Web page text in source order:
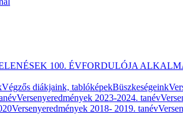
100. ÉVFORDULÓJA
Végzős diákjaink, tablóképekBüszkeségeink
Versenyeredmények 2023-2024. tanév
Versenyeredmények 2018- 2019. tanév